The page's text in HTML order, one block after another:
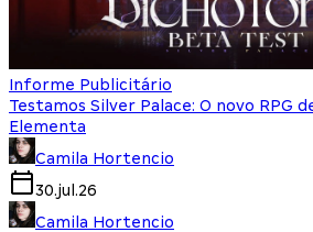
Informe Publicitário
Testamos Silver Palace: O novo RPG
Elementa
Camila Hortencio
30.jul.26
Camila Hortencio